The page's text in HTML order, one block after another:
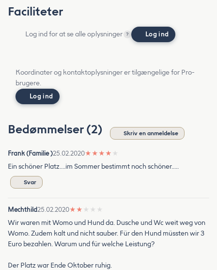
Faciliteter
Log ind for at se alle oplysninger ? Log ind
Koordinater og kontaktoplysninger er tilgængelige for Pro-
brugere.
Log ind
Bedømmelser (2) Skriv en anmeldelse
Frank (Familie )25.02.2020★ ★ ★ ★ ★
Ein schöner Platz....im Sommer bestimmt noch schöner.....
Svar
Mechthild25.02.2020★ ★ ★ ★ ★
Wir waren mit Womo und Hund da. Dusche und Wc weit weg von
Womo. Zudem kalt und nicht sauber. Für den Hund müssten wir 3
Euro bezahlen. Warum und für welche Leistung?
Der Platz war Ende Oktober ruhig.